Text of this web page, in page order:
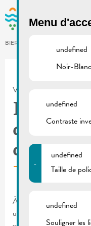
Skip to main content
BIERGER.REMICH.LU
VILLE DE REMICH /
De Buet
du
À partir de janvier 2023,
uniquement disponible
Menu
undefined
Noir-Blanc
undefined
Contraste
-
undefined
Taille de
undefined
Souligner les